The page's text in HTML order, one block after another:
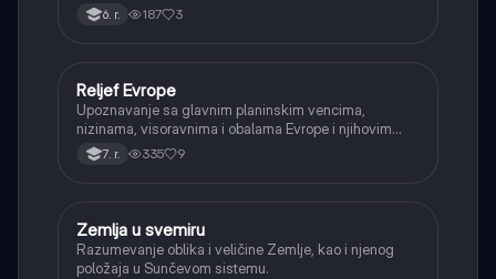
6. r. 187 3
Geografija
Reljef Evrope
Upoznavanje sa glavnim planinskim vencima,
nizinama, visoravnima i obalama Evrope i njihovim
nastankom.
7. r. 335 9
Geografija
Zemlja u svemiru
Razumevanje oblika i veličine Zemlje, kao i njenog
položaja u Sunčevom sistemu.